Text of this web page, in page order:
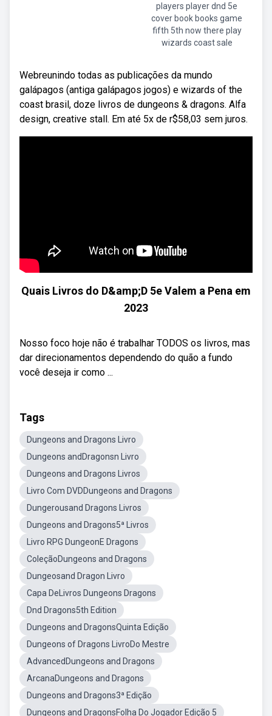
players player dnd 5e
cover book books game
fifth 5th now there play
wizards coast sale
Webreunindo todas as publicações da mundo
galápagos (antiga galápagos jogos) e wizards of the
coast brasil, doze livros de dungeons & dragons. Alfa
design, creative stall. Em até 5x de r$58,03 sem juros.
Quais Livros do D&amp;D 5e Valem a Pena em
2023
Nosso foco hoje não é trabalhar TODOS os livros, mas
dar direcionamentos dependendo do quão a fundo
você deseja ir como ...
Tags
Dungeons and Dragons Livro
Dungeons andDragonsn Livro
Dungeons and Dragons Livros
Livro Com DVDDungeons and Dragons
Dungerousand Dragons Livros
Dungeons and Dragons5ª Livros
Livro RPG DungeonE Dragons
ColeçãoDungeons and Dragons
Dungeosand Dragon Livro
Capa DeLivros Dungeons Dragons
Dnd Dragons5th Edition
Dungeons and DragonsQuinta Edição
Dungeons of Dragons LivroDo Mestre
AdvancedDungeons and Dragons
ArcanaDungeons and Dragons
Dungeons and Dragons3ª Edição
Dungeons and DragonsFolha Do Jogador Edição 5